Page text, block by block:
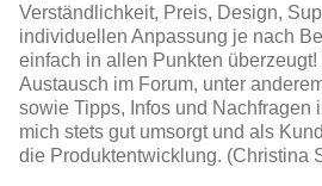
Verständlichkeit, Preis, Design,
individuellen Anpassung je nach
einfach in allen Punkten
Austausch im Forum, unter
sowie Tipps, Infos und Nachfragen
mich stets gut umsorgt und als
die Produktentwicklung. (Christina